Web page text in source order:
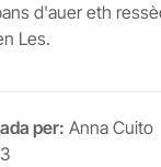
d'auer eth
Les.
per: Anna Cuito